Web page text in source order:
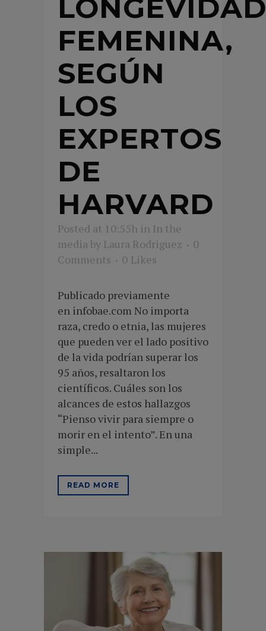
LONGEVIDAD
FEMENINA,
SEGÚN
LOS
EXPERTOS
DE
HARVARD
Posted at 10:55h in In the
media by Laura Rodriguez
0
Comments
0 Likes
Publicado previamente
en infobae.com No importa
raza, credo o etnia, las mujeres
que pueden ver el lado positivo
de la vida podrían superar los
95 años, resaltaron los
científicos. Cuáles son los
alcances de estos hallazgos
“Pienso vivir para siempre o
morir en el intento”. En una
simple...
READ MORE